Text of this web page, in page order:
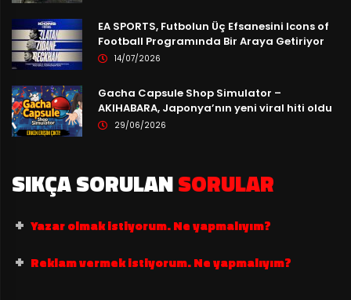
EA SPORTS, Futbolun Üç Efsanesini Icons of
Football Programında Bir Araya Getiriyor
14/07/2026
Gacha Capsule Shop Simulator –
AKIHABARA, Japonya’nın yeni viral hiti oldu
29/06/2026
SIKÇA SORULANSORULAR
Yazar olmak istiyorum. Ne yapmalıyım?
Reklam vermek istiyorum. Ne yapmalıyım?